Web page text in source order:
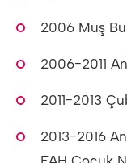
2006 Muş
2006-2011
2011-2013
2013-2016